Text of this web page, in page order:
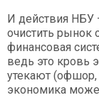
И действия НБУ
очистить рынок
финансовая
ведь это кровь
утекают (офшор,
экономика